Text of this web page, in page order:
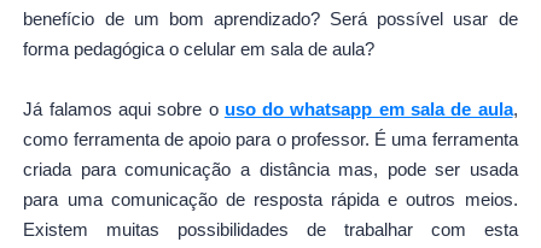
benefício de um bom aprendizado? Será possível usar de
forma pedagógica o celular em sala de aula?
Já falamos aqui sobre o uso do whatsapp em sala de aula,
como ferramenta de apoio para o professor. É uma ferramenta
criada para comunicação a distância mas, pode ser usada
para uma comunicação de resposta rápida e outros meios.
Existem muitas possibilidades de trabalhar com esta